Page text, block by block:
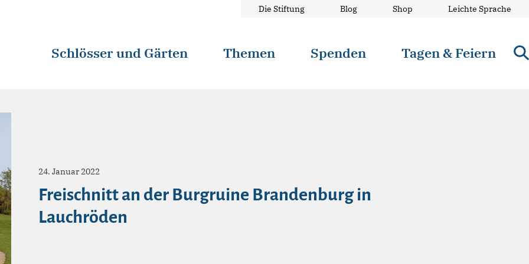
Die Stiftung Blog Shop Leichte Sprache
Schlösser und Gärten Themen Spenden Tagen & Feiern
24. Januar 2022
Freischnitt an der Burgruine Brandenburg in
Lauchröden